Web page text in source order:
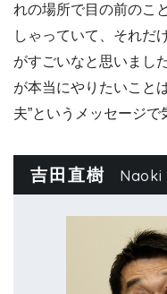
れの場所で目の前のこ
しゃっていて、それだ
がすごいなと思いまし
が本当にやりたいこと
夫”というメッセージで
吉田直樹 Naoki